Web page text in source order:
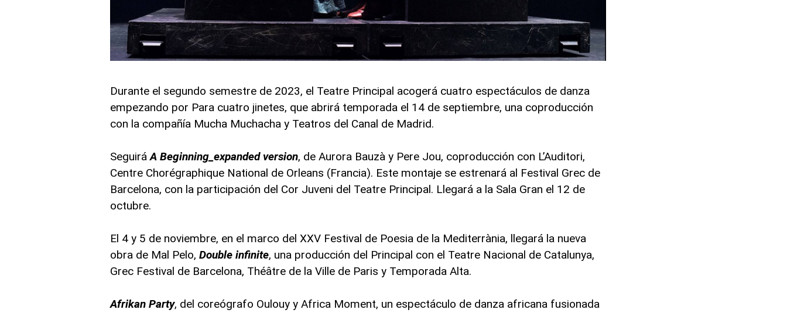
Durante el segundo semestre de 2023, el Teatre Principal acogerá cuatro espectáculos de danza
empezando por Para cuatro jinetes, que abrirá temporada el 14 de septiembre, una coproducción
con la compañía Mucha Muchacha y Teatros del Canal de Madrid.
SeguiráA Beginning_expanded version, de Aurora Bauzà y Pere Jou, coproducción con L’Auditori,
Centre Chorégraphique National de Orleans (Francia). Este montaje se estrenará al Festival Grec de
Barcelona, con la participación del Cor Juveni del Teatre Principal. Llegará a la Sala Gran el 12 de
octubre.
El 4 y 5 de noviembre, en el marco del XXV Festival de Poesia de la Mediterrània, llegará la nueva
obra de Mal Pelo,Double infinite, una producción del Principal con el Teatre Nacional de Catalunya,
Grec Festival de Barcelona, Théâtre de la Ville de Paris y Temporada Alta.
Afrikan Party, del coreógrafo Oulouy y Africa Moment, un espectáculo de danza africana fusionada